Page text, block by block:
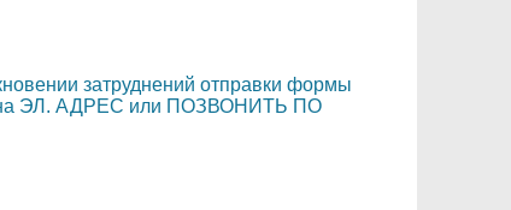
затруднений отправки формы
ЭЛ. АДРЕС или ПОЗВОНИТЬ ПО